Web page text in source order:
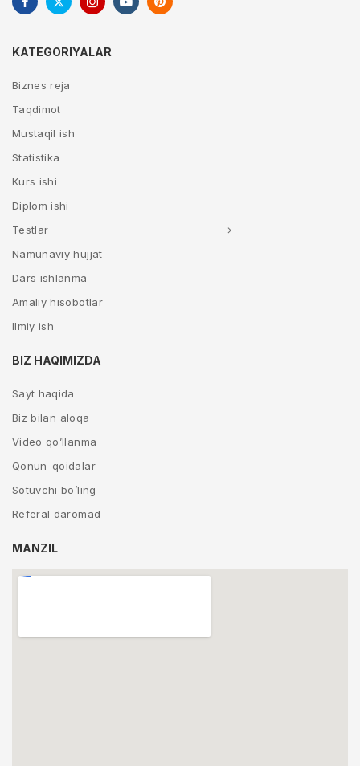
KATEGORIYALAR
Biznes reja
Taqdimot
Mustaqil ish
Statistika
Kurs ishi
Diplom ishi
Testlar
Namunaviy hujjat
Dars ishlanma
Amaliy hisobotlar
Ilmiy ish
BIZ HAQIMIZDA
Sayt haqida
Biz bilan aloqa
Video qo’llanma
Qonun-qoidalar
Sotuvchi bo’ling
Referal daromad
MANZIL